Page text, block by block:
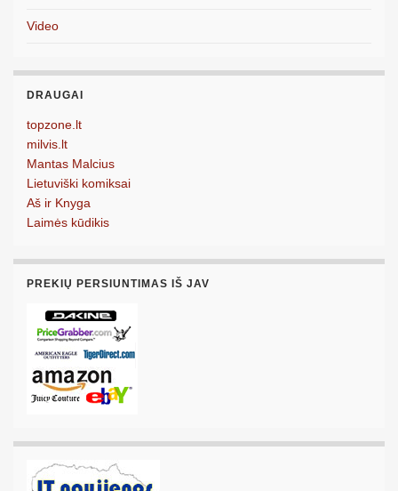
Video
DRAUGAI
topzone.lt
milvis.lt
Mantas Malcius
Lietuviški komiksai
Aš ir Knyga
Laimės kūdikis
PREKIŲ PERSIUNTIMAS IŠ JAV